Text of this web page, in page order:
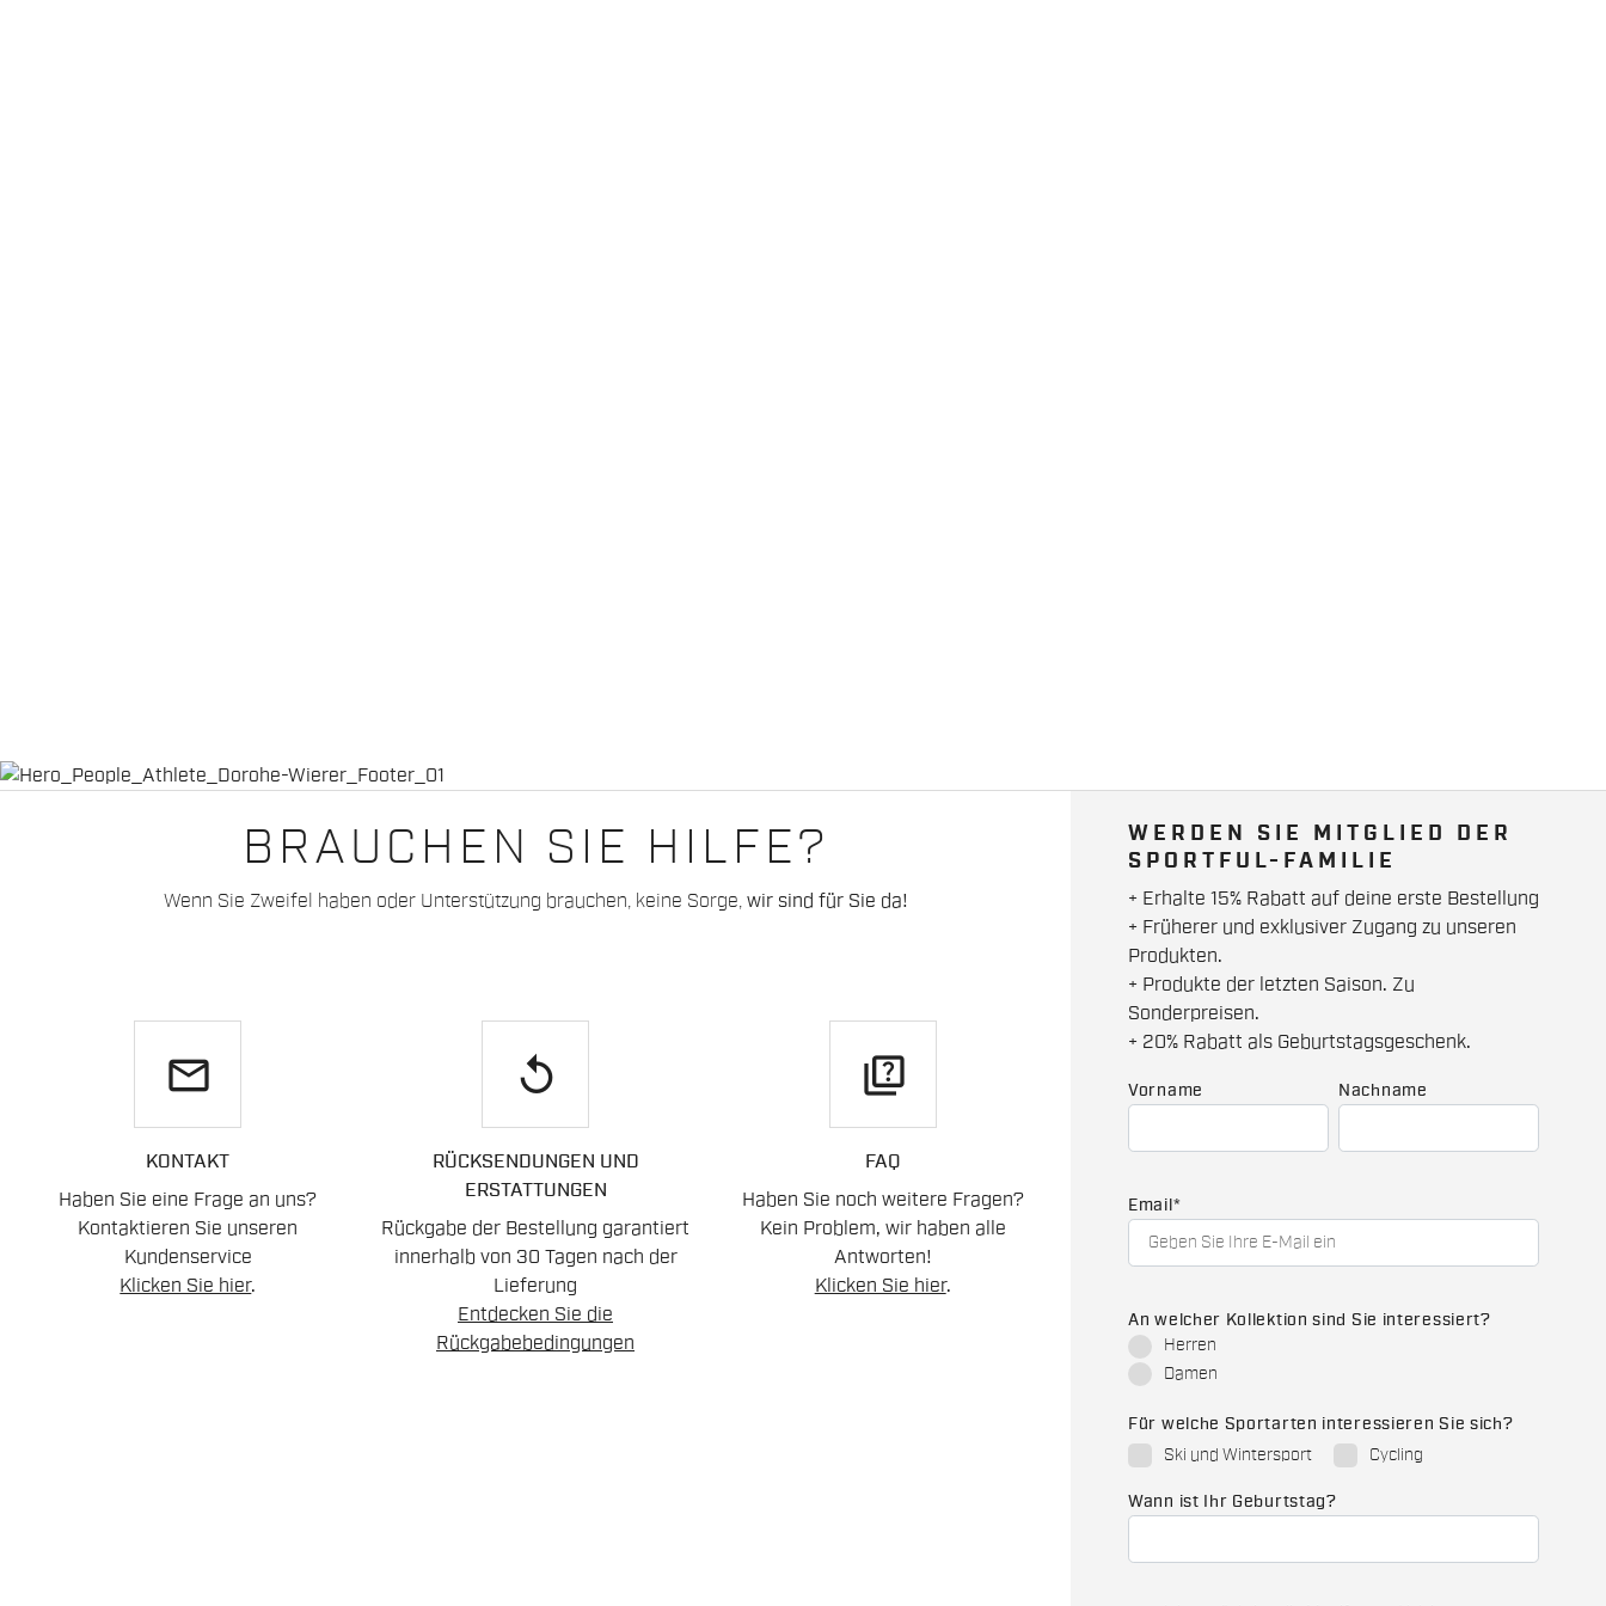
BRAUCHEN SIE HILFE?
Wenn Sie Zweifel haben oder Unterstützung brauchen, keine Sorge, wir sind für Sie da!
email
KONTAKT
Haben Sie eine Frage an uns?
Kontaktieren Sie unseren
Kundenservice
Klicken Sie hier.
replay
RÜCKSENDUNGEN UND
ERSTATTUNGEN
Rückgabe der Bestellung garantiert
innerhalb von 30 Tagen nach der
Lieferung
Entdecken Sie die
Rückgabebedingungen
quiz
FAQ
Haben Sie noch weitere Fragen?
Kein Problem, wir haben alle
Antworten!
Klicken Sie hier.
WERDEN SIE MITGLIED DER
SPORTFUL-FAMILIE
+ Erhalte 15% Rabatt auf deine erste Bestellung
+ Früherer und exklusiver Zugang zu unseren
Produkten.
+ Produkte der letzten Saison. Zu
Sonderpreisen.
+ 20% Rabatt als Geburtstagsgeschenk.
Vorname Nachname
Email *
An welcher Kollektion sind Sie interessiert?
Herren
Damen
Für welche Sportarten interessieren Sie sich?
Ski und Wintersport
Cycling
Wann ist Ihr Geburtstag?